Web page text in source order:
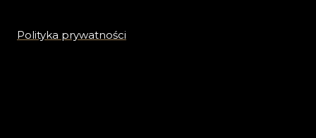
Polityka prywatności